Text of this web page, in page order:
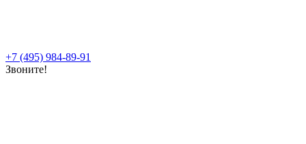
+7 (495) 984-89-91
Звоните!